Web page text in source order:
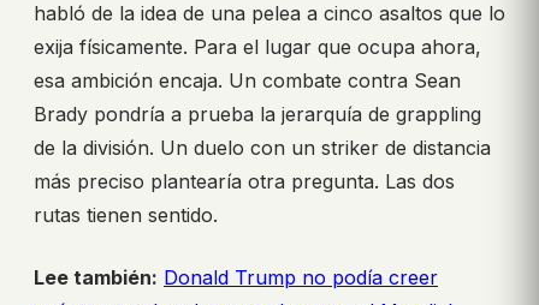
habló de la idea de una pelea a cinco asaltos que lo
exija físicamente. Para el lugar que ocupa ahora,
esa ambición encaja. Un combate contra Sean
Brady pondría a prueba la jerarquía de grappling
de la división. Un duelo con un striker de distancia
más preciso plantearía otra pregunta. Las dos
rutas tienen sentido.
Lee también: Donald Trump no podía creer